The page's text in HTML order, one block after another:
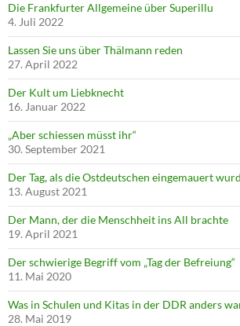
Die Frankfurter Allgemeine über Superillu
4. Juli 2022
Lassen Sie uns über Thälmann reden
27. April 2022
Der Kult um Liebknecht
16. Januar 2022
„Aber schiessen müsst ihr“
30. September 2021
Der Tag, als die Ostdeutschen eingemauert
13. August 2021
Der Mann, der die Menschheit ins All brachte
19. April 2021
Der schwierige Begriff vom „Tag der Befreiung“
11. Mai 2020
Was in Schulen und Kitas in der DDR anders
28. Mai 2019